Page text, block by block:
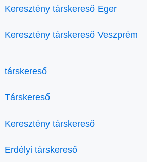
Keresztény társkereső Eger
Keresztény társkereső Veszprém
társkereső
Társkereső
Keresztény társkereső
Erdélyi társkereső